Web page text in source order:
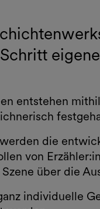
entstehen
die
von
über die
individuelle